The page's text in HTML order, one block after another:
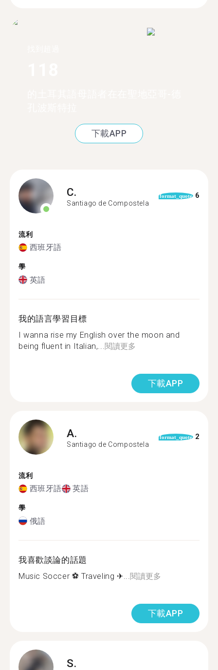
下載APP
C.
Santiago de Compostela
format_quote 6
流利
西班牙語
學
英語
我的語言學習目標
I wanna rise my English over the moon and
being fluent in Italian,... 閱讀更多
下載APP
A.
Santiago de Compostela
format_quote 2
流利
西班牙語 英語
學
俄語
我喜歡談論的話題
Music Soccer ⚽️ Traveling ✈... 閱讀更多
下載APP
S.